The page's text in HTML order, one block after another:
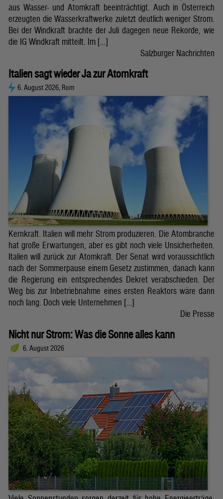
aus Wasser- und Atomkraft beeinträchtigt. Auch in Österreich
erzeugten die Wasserkraftwerke zuletzt deutlich weniger Strom.
Bei der Windkraft brachte der Juli dagegen neue Rekorde, wie
die IG Windkraft mitteilt. Im […]
Salzburger Nachrichten
Italien sagt wieder Ja zur Atomkraft
6. August 2026, Rom
Kernkraft. Italien will mehr Strom produzieren. Die Atombranche
hat große Erwartungen, aber es gibt noch viele Unsicherheiten.
Italien will zurück zur Atomkraft. Der Senat wird voraussichtlich
nach der Sommerpause einem Gesetz zustimmen, danach kann
die Regierung ein entsprechendes Dekret verabschieden. Der
Weg bis zur Inbetriebnahme eines ersten Reaktors wäre dann
noch lang. Doch viele Unternehmen […]
Die Presse
Nicht nur Strom: Was die Sonne alles kann
6. August 2026